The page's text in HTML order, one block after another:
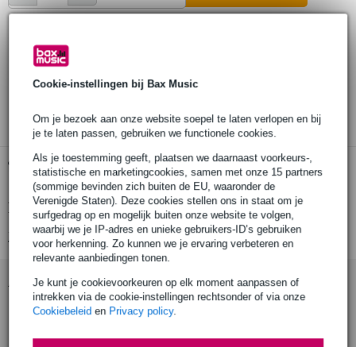
Cookie-instellingen bij Bax Music
Om je bezoek aan onze website soepel te laten verlopen en bij
je te laten passen, gebruiken we functionele cookies.
Als je toestemming geeft, plaatsen we daarnaast voorkeurs-,
statistische en marketingcookies, samen met onze 15 partners
(sommige bevinden zich buiten de EU, waaronder de
Verenigde Staten). Deze cookies stellen ons in staat om je
surfgedrag op en mogelijk buiten onze website te volgen,
waarbij we je IP-adres en unieke gebruikers-ID’s gebruiken
voor herkenning. Zo kunnen we je ervaring verbeteren en
relevante aanbiedingen tonen.
Je kunt je cookievoorkeuren op elk moment aanpassen of
intrekken via de cookie-instellingen rechtsonder of via onze
Cookiebeleid en Privacy policy.
Bestel nu = maandag in huis
Gratis ophalen in de winkel
Productinformatie
Bekijk alle productspecificaties
Accessoires (4)